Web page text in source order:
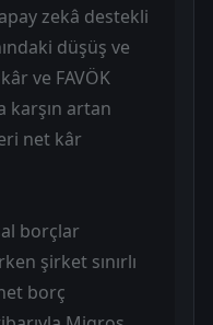
zekâ destekli
düşüş ve
ve FAVÖK
karşın artan
net kâr
borçlar
şirket sınırlı
borç